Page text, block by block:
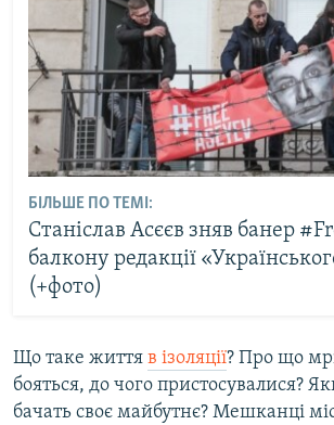
БІЛЬШЕ ПО ТЕМІ:
Станіслав Асєєв зняв банер
балкону редакції
(+фото)
Що таке життя в ізоляції? Про що
бояться, до чого пристосувалися?
бачать своє майбутнє? Мешканці